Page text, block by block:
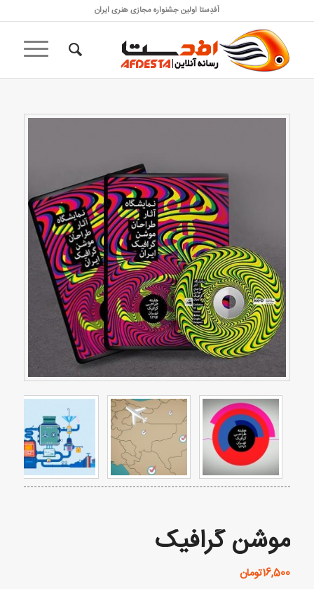
اَفدِستا اولین جشنواره مجازی هنری ایران
موشن گرافیک
16,500تومان